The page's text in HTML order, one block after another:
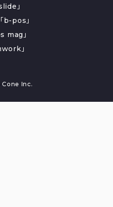
」
b-pos」
mag」
」
Inc.